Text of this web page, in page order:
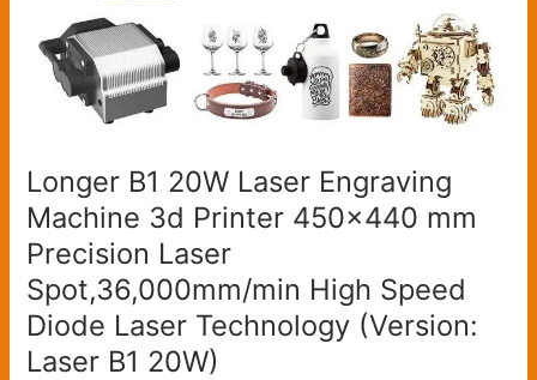
Longer B1 20W Laser Engraving
Machine 3d Printer 450×440 mm
Precision Laser
Spot,36,000mm/min High Speed
Diode Laser Technology (Version:
Laser B1 20W)
Spot,36,000mm/min
High
Speed
Diode
(Version:
Laser
B1
20W)